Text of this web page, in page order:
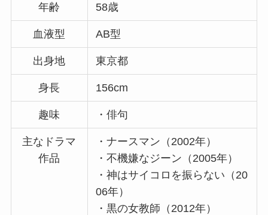
年齢 58歳
血液型 AB型
出身地 東京都
身長 156cm
趣味 ・俳句
主なドラマ
作品
・ナースマン（2002年）
・不機嫌なジーン（2005年）
・神はサイコロを振らない（20
06年）
・黒の女教師（2012年）